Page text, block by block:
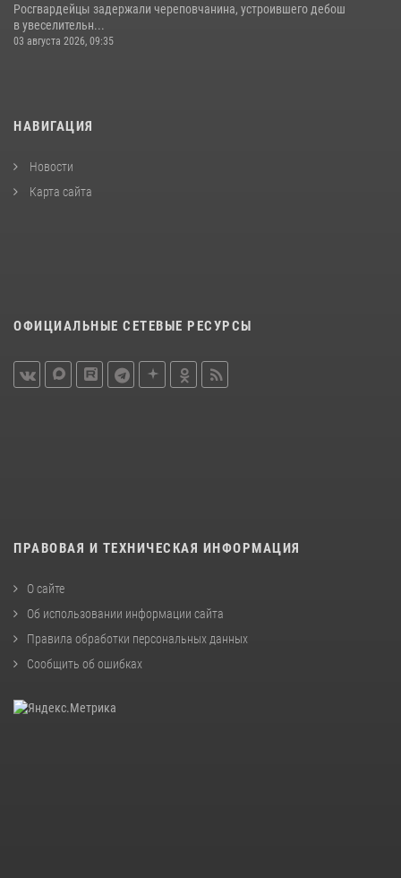
Росгвардейцы задержали череповчанина, устроившего дебош
в увеселительн...
03 августа 2026, 09:35
НАВИГАЦИЯ
Новости
Карта сайта
ОФИЦИАЛЬНЫЕ СЕТЕВЫЕ РЕСУРСЫ
ПРАВОВАЯ И ТЕХНИЧЕСКАЯ ИНФОРМАЦИЯ
О сайте
Об использовании информации сайта
Правила обработки персональных данных
Сообщить об ошибках